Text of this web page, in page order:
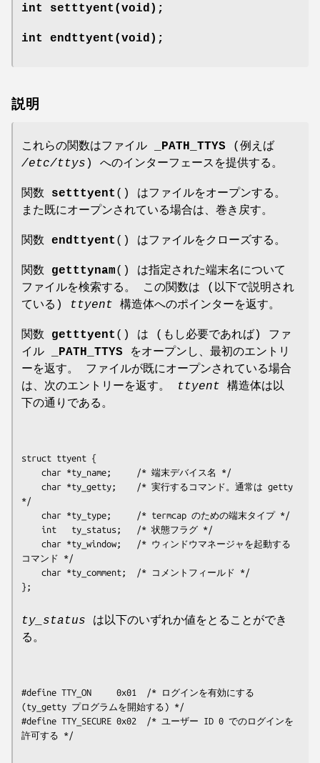
int setttyent(void);
int endttyent(void);
説明
これらの関数はファイル _PATH_TTYS (例えば
/etc/ttys ) へのインターフェースを提供する。
関数 setttyent () はファイルをオープンする。
また既にオープンされている場合は、巻き戻す。
関数 endttyent () はファイルをクローズする。
関数 getttynam() は指定された端末名について
ファイルを検索する。 この関数は (以下で説明され
ている)
ttyent 構造体へのポインターを返す。
関数 getttyent () は (もし必要であれば) ファ
イル
_PATH_TTYS をオープンし、最初のエントリ
ーを返す。 ファイルが既にオープンされている場合
は、次のエントリーを返す。
ttyent 構造体は以
下の通りである。
struct ttyent {
*/
コマンド */
ty_status は以下のいずれか値をとることができ
る。
#define TTY_ON     0x01  /* ログインを有効にする
(ty_getty プログラムを開始する) */
#define TTY_SECURE 0x02  /* ユーザー ID 0 でのログインを